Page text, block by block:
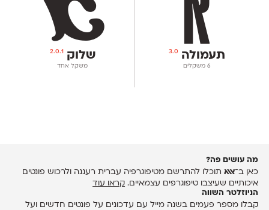
תעמולה 3.0
‫6 משקלים
שלוק 2.0.1
משקל אחד
מה עושים פה?
כאן ב־אאאתוכלו להתרשם מטיפוגרפיה עברית רעננה ולרכוש פונטים
איכותיים שעיצבו טיפוגרפים עצמאיים. קראו עוד
הניוזלטר השווה
קבלו מספר פעמים בשנה מייל עם עדכונים על פונטים חדשים ועל